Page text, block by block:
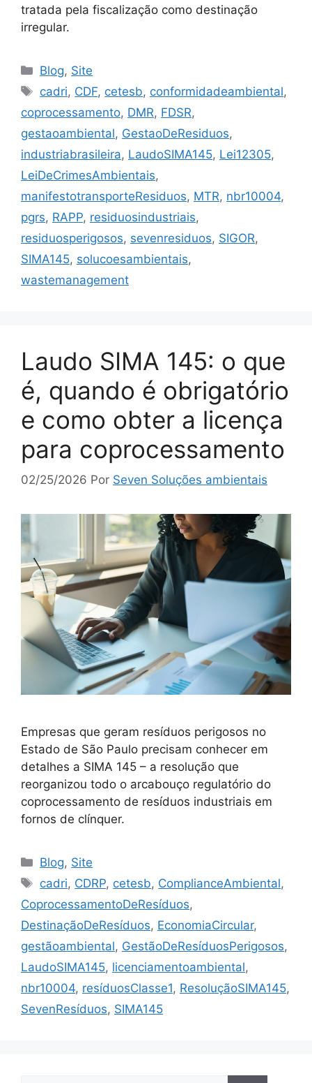
tratada pela fiscalização como destinação
irregular.
Blog, Site
cadri, CDF, cetesb, conformidadeambiental,
coprocessamento, DMR, FDSR,
gestaoambiental, GestaoDeResiduos,
industriabrasileira, LaudoSIMA145, Lei12305,
LeiDeCrimesAmbientais,
manifestotransporteResiduos, MTR, nbr10004,
pgrs, RAPP, residuosindustriais,
residuosperigosos, sevenresiduos, SIGOR,
SIMA145, solucoesambientais,
wastemanagement
Laudo SIMA 145: o que
é, quando é obrigatório
e como obter a licença
para coprocessamento
02/25/2026 Por Seven Soluções ambientais
Empresas que geram resíduos perigosos no
Estado de São Paulo precisam conhecer em
detalhes a SIMA 145 – a resolução que
reorganizou todo o arcabouço regulatório do
coprocessamento de resíduos industriais em
fornos de clínquer.
Blog, Site
cadri, CDRP, cetesb, ComplianceAmbiental,
CoprocessamentoDeResíduos,
DestinaçãoDeResíduos, EconomiaCircular,
gestãoambiental, GestãoDeResíduosPerigosos,
LaudoSIMA145, licenciamentoambiental,
nbr10004, resíduosClasse1, ResoluçãoSIMA145,
SevenResíduos, SIMA145